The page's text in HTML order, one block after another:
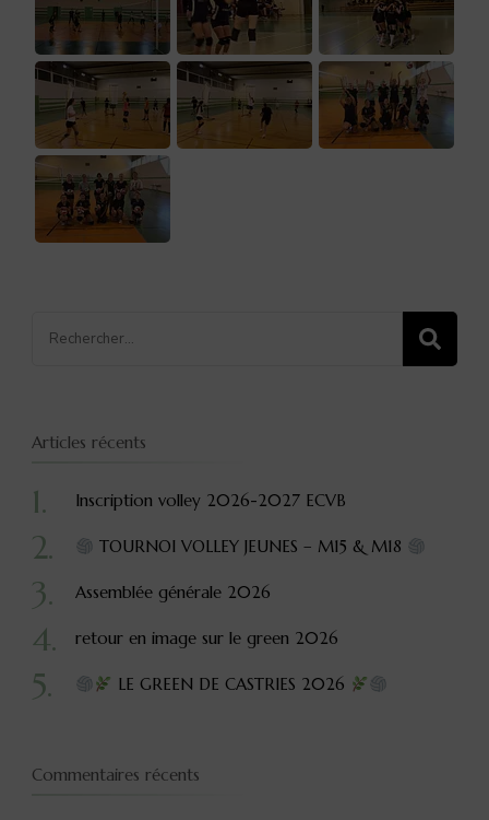
Articles récents
Inscription volley 2026-2027 ECVB
TOURNOI VOLLEY JEUNES – M15 & M18
Assemblée générale 2026
retour en image sur le green 2026
LE GREEN DE CASTRIES 2026
Commentaires récents